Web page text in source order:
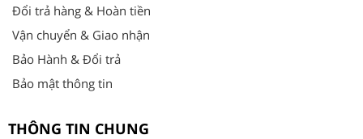
Đổi trả hàng & Hoàn tiền
Vận chuyển & Giao nhận
Bảo Hành & Đổi trả
Bảo mật thông tin
THÔNG TIN CHUNG